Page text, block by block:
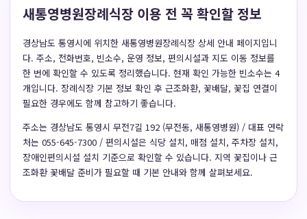
새통영병원장례식장 이용 전 꼭 확인할 정보
경상남도 통영시에 위치한 새통영병원장례식장 상세 안내 페이지입니
다. 주소, 전화번호, 빈소수, 운영 정보, 편의시설과 지도 이동 정보를
한 번에 확인할 수 있도록 정리했습니다. 현재 확인 가능한 빈소수는 4
개입니다. 장례식장 기본 정보 확인 후 근조화환, 꽃배달, 꽃집 연결이
필요한 경우에도 함께 참고하기 좋습니다.
주소는 경상남도 통영시 무전7길 192 (무전동, 새통영병원) / 대표 연락
처는 055-645-7300 / 편의시설은 식당 설치, 매점 설치, 주차장 설치,
장애인편의시설 설치 기준으로 확인할 수 있습니다. 지역 꽃집이나 근
조화환 꽃배달 준비가 필요할 때 기본 안내와 함께 살펴보세요.